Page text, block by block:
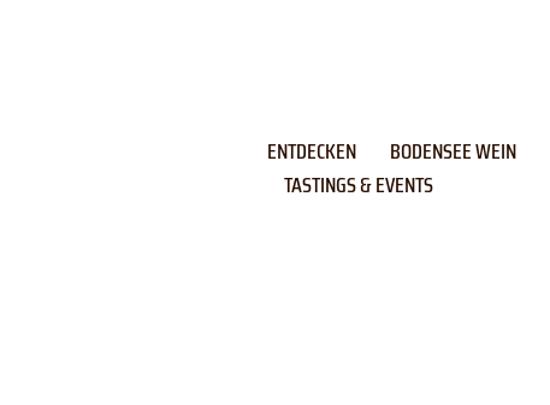
ENTDECKEN BODENSEE WEIN
TASTINGS & EVENTS